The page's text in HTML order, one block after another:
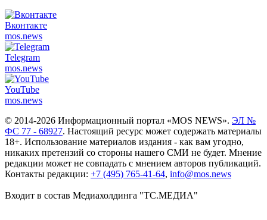
Вконтакте
mos.news
Telegram
mos.news
YouTube
mos.news
© 2014-2026 Информационный портал «MOS NEWS». ЭЛ №
ФС 77 - 68927. Настоящий ресурс может содержать материалы
18+. Использование материалов издания - как вам угодно,
никаких претензий со стороны нашего СМИ не будет. Мнение
редакции может не совпадать с мнением авторов публикаций.
Контакты редакции: +7 (495) 765-41-64, info@mos.news
Входит в состав Медиахолдинга "ТС.МЕДИА"